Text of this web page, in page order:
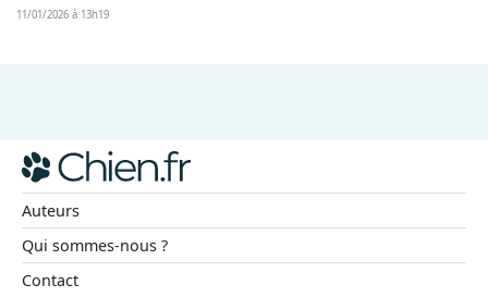
11/01/2026 à 13h19
Auteurs
Qui sommes-nous ?
Contact